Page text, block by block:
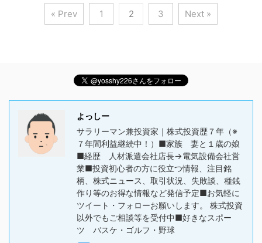
« Prev 1 2 3 Next »
よっしー
サラリーマン兼投資家｜株式投資歴７年（※
７年間利益継続中！）■家族 妻と１歳の娘
■経歴 人材派遣会社店長→電気設備会社営
業■投資初心者の方に役立つ情報、注目銘
柄、株式ニュース、取引状況、失敗談、種銭
作り等のお得な情報など発信予定■お気軽に
ツイート・フォローお願いします。 株式投資
以外でもご相談等を受付中■好きなスポー
ツ バスケ・ゴルフ・野球